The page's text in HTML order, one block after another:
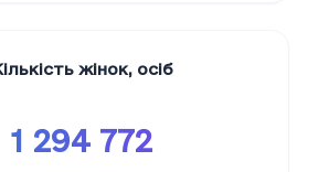
жінок, осіб
1 294 772